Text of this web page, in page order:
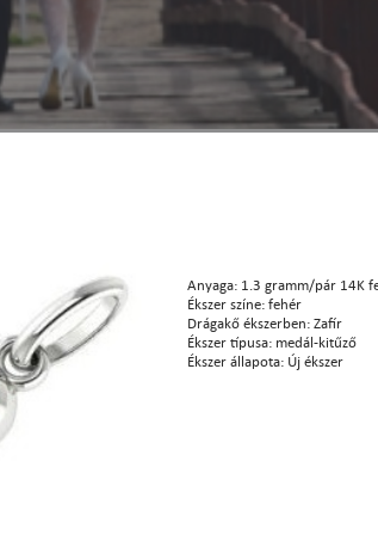
Anyaga: 1.3 gramm/pár 14K
Ékszer színe: fehér
Drágakő ékszerben: Zafír
Ékszer típusa: medál-kitűző
Ékszer állapota: Új ékszer